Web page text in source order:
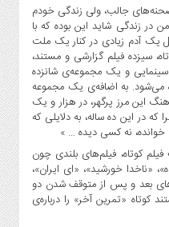
جالب، ولی زندگی خودم
در زندگی شاید این بوده که با
آدم زیادی در کنار یک ملت
سیزده فیلم گزارشی و مستند،
سینمایی و یک مجموعه‌ی شانزده
می‌شود. به اضافه‌ی یک مجموعه‌
این مرز پرگهر، در هزار و یک
که در این ده ساله، به دلایلی که
خوانده، نه کسی دیده … »
کوتاه، فیلم‌های بلندی چون
«ناخدا خورشید»، «ای ایران»،
بعد و پس از متوقف شدن دو
«تمرین آخر» را درباره‌ی